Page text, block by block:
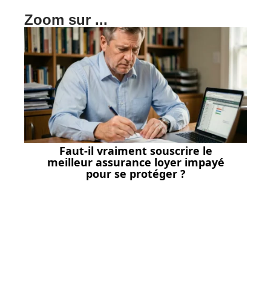
Zoom sur ...
Faut-il vraiment souscrire le
meilleur assurance loyer impayé
pour se protéger ?